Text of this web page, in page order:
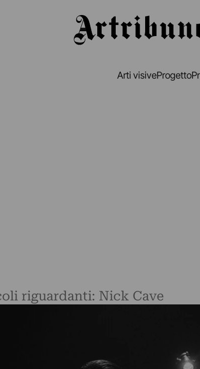
Arti visiveProgetto
riguardanti: Nick Cave